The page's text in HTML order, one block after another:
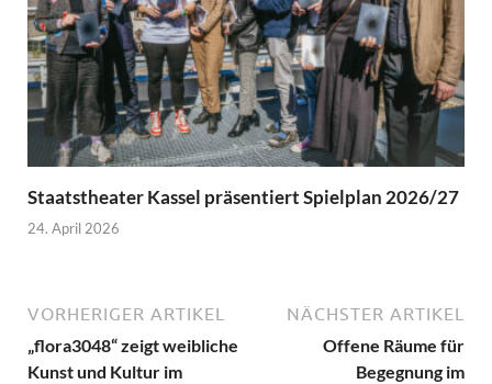
Staatstheater Kassel präsentiert Spielplan 2026/27
24. April 2026
VORHERIGER ARTIKEL
„flora3048“ zeigt weibliche
Kunst und Kultur im
NÄCHSTER ARTIKEL
Offene Räume für
Begegnung im